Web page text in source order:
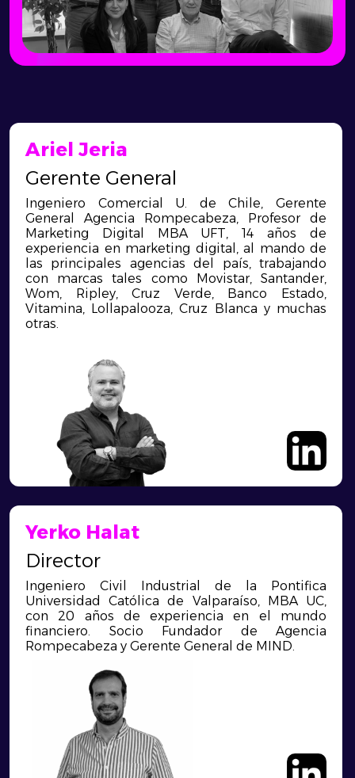
Ariel Jeria
Gerente General
Ingeniero Comercial U. de Chile, Gerente
General Agencia Rompecabeza, Profesor de
Marketing Digital MBA UFT, 14 años de
experiencia en marketing digital, al mando de
las principales agencias del país, trabajando
con marcas tales como Movistar, Santander,
Wom, Ripley, Cruz Verde, Banco Estado,
Vitamina, Lollapalooza, Cruz Blanca y muchas
otras.
Yerko Halat
Director
Ingeniero Civil Industrial de la Pontifica
Universidad Católica de Valparaíso, MBA UC,
con 20 años de experiencia en el mundo
financiero. Socio Fundador de Agencia
Rompecabeza y Gerente General de MIND.